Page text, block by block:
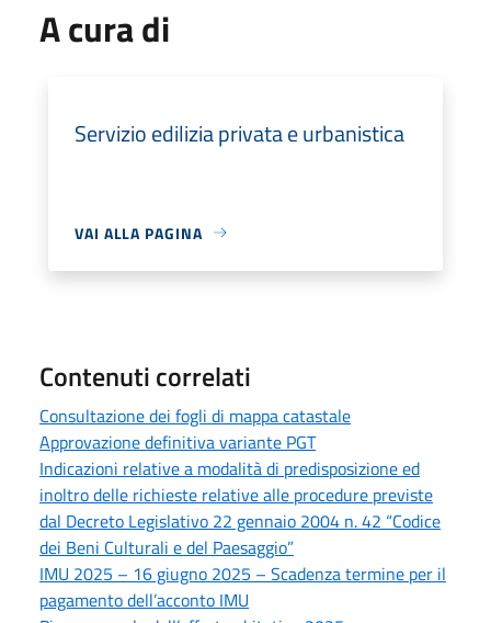
A cura di
Servizio edilizia privata e urbanistica
VAI ALLA PAGINA
Contenuti correlati
Consultazione dei fogli di mappa catastale
Approvazione definitiva variante PGT
Indicazioni relative a modalità di predisposizione ed
inoltro delle richieste relative alle procedure previste
dal Decreto Legislativo 22 gennaio 2004 n. 42 “Codice
dei Beni Culturali e del Paesaggio”
IMU 2025 – 16 giugno 2025 – Scadenza termine per il
pagamento dell’acconto IMU